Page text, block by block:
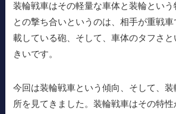
装輪戦車はその軽量な車体と装輪とい
との撃ち合いというのは、相手が重戦
載している砲、そして、車体のタフさ
きいです。
今回は装輪戦車という傾向、そして、
所を見てきました。装輪戦車はその特